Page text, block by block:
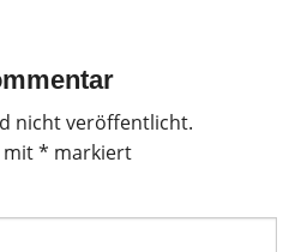
nicht veröffentlicht.
mit* markiert